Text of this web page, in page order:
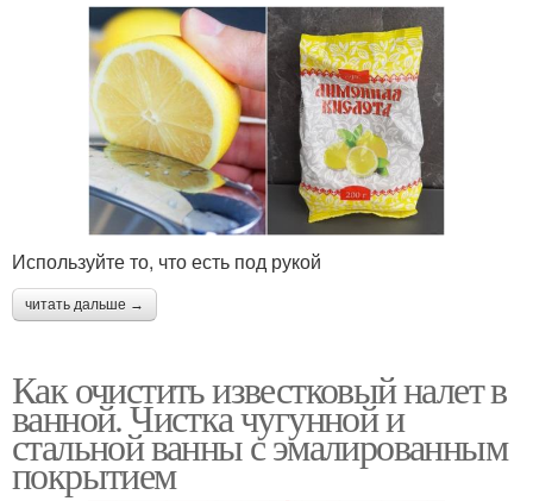
Используйте то, что есть под рукой
читать дальше →
Как очистить известковый налет в
ванной. Чистка чугунной и
стальной ванны с эмалированным
покрытием